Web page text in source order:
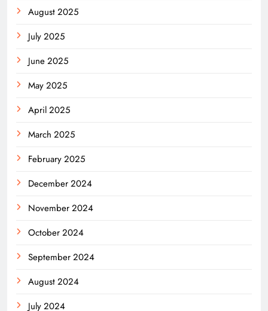
August 2025
July 2025
June 2025
May 2025
April 2025
March 2025
February 2025
December 2024
November 2024
October 2024
September 2024
August 2024
July 2024